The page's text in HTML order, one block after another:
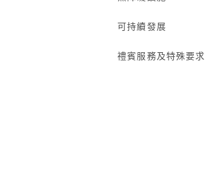
可持續發展
禮賓服務及特殊要求